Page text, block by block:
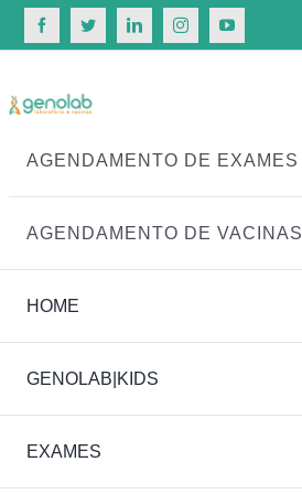
para
AGENDAMENTO DE EXAMES
AGENDAMENTO DE VACINAS
HOME
NOTÍCIAS
CONHECIMENTO
GENOLAB|KIDS
EXAMES